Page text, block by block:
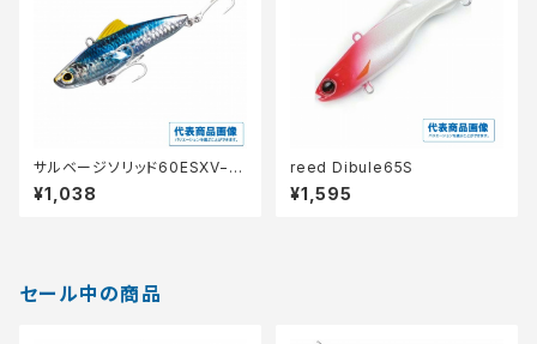
サルベージソリッド60ESXV−2
60R
¥1,038
reed Dibule65S
¥1,595
セール中の商品